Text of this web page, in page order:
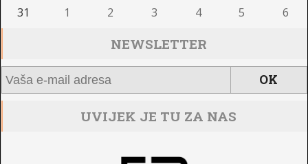
31 1 2 3 4 5 6
NEWSLETTER
UVIJEK JE TU ZA NAS